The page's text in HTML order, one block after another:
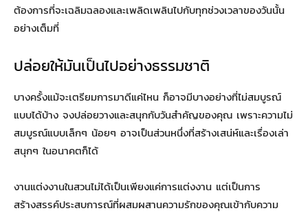
ต้องการที่จะเฉลิมฉลองและเพลิดเพลินไปกับทุกช่วงเวลาของวันนั้น
อย่างเต็มที่
ปล่อยให้มันเป็นไปอย่างธรรมชาติ
บางครั้งแม้จะเตรียมการมาดีแค่ไหน ก็อาจมีบางอย่างที่ไม่สมบูรณ์
แบบได้บ้าง จงปล่อยวางและสนุกกับวันสำคัญของคุณ เพราะความไม่
สมบูรณ์แบบเล็กๆ น้อยๆ อาจเป็นส่วนหนึ่งที่สร้างเสน่ห์และเรื่องเล่า
สนุกๆ ในอนาคตก็ได้
งานแต่งงานในสวนไม่ได้เป็นเพียงแค่การแต่งงาน แต่เป็นการ
สร้างสรรค์ประสบการณ์ที่ผสมผสานความรักของคุณเข้ากับความ